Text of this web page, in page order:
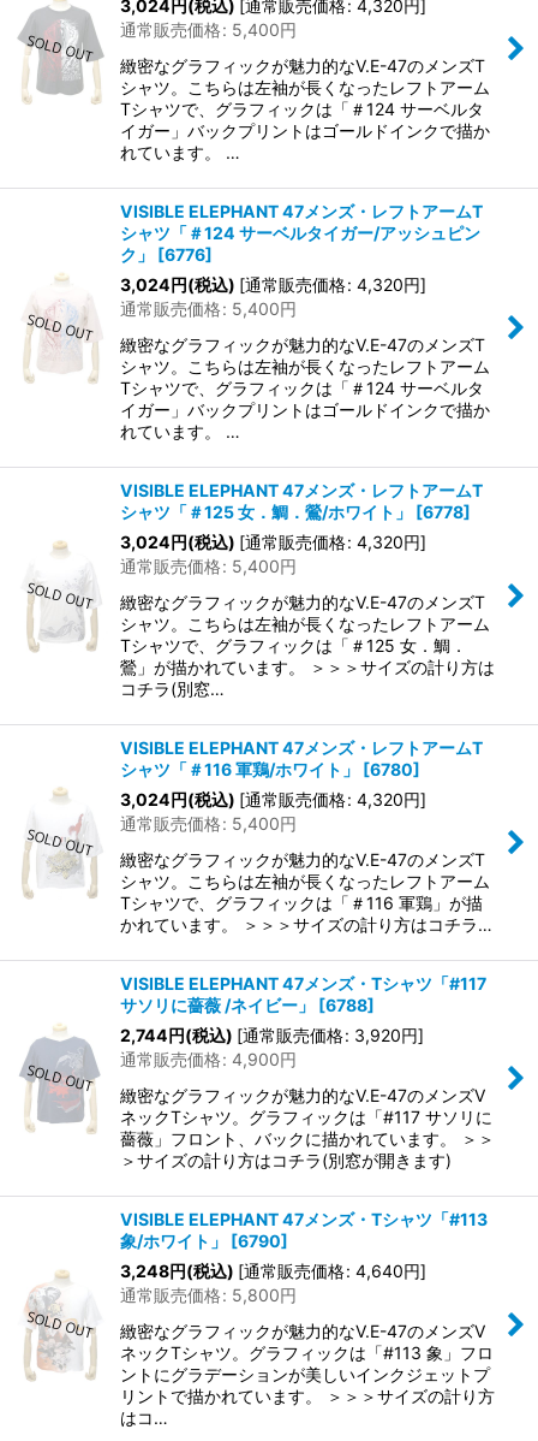
3,024 円(税込) [通常販売価格: 4,320円]
通常販売価格: 5,400円
緻密なグラフィックが魅力的なV.E-47のメンズT
シャツ。こちらは左袖が長くなったレフトアーム
Tシャツで、グラフィックは「＃124 サーベルタ
イガー」バックプリントはゴールドインクで描か
れています。 …
VISIBLE ELEPHANT 47メンズ・レフトアームT
シャツ「＃124 サーベルタイガー/アッシュピン
ク」
[6776]
3,024円(税込) [通常販売価格: 4,320円]
通常販売価格: 5,400円
緻密なグラフィックが魅力的なV.E-47のメンズT
シャツ。こちらは左袖が長くなったレフトアーム
Tシャツで、グラフィックは「＃124 サーベルタ
イガー」バックプリントはゴールドインクで描か
れています。 …
VISIBLE ELEPHANT 47メンズ・レフトアームT
シャツ「＃125 女．鯛．鶯/ホワイト」
[6778]
3,024円(税込) [通常販売価格: 4,320円]
通常販売価格: 5,400円
緻密なグラフィックが魅力的なV.E-47のメンズT
シャツ。こちらは左袖が長くなったレフトアーム
Tシャツで、グラフィックは「＃125 女．鯛．
鶯」が描かれています。 ＞＞＞サイズの計り方は
コチラ(別窓…
VISIBLE ELEPHANT 47メンズ・レフトアームT
シャツ「＃116 軍鶏/ホワイト」
[6780]
3,024円(税込) [通常販売価格: 4,320円]
通常販売価格: 5,400円
緻密なグラフィックが魅力的なV.E-47のメンズT
シャツ。こちらは左袖が長くなったレフトアーム
Tシャツで、グラフィックは「＃116 軍鶏」が描
かれています。 ＞＞＞サイズの計り方はコチラ…
VISIBLE ELEPHANT 47メンズ・Tシャツ「#117
サソリに薔薇 /ネイビー」
[6788]
2,744円(税込) [通常販売価格: 3,920円]
通常販売価格: 4,900円
緻密なグラフィックが魅力的なV.E-47のメンズV
ネックTシャツ。グラフィックは「#117 サソリに
薔薇」フロント、バックに描かれています。 ＞＞
＞サイズの計り方はコチラ(別窓が開きます)
VISIBLE ELEPHANT 47メンズ・Tシャツ「#113
象/ホワイト」
[6790]
3,248円(税込) [通常販売価格: 4,640円]
通常販売価格: 5,800円
緻密なグラフィックが魅力的なV.E-47のメンズV
ネックTシャツ。グラフィックは「#113 象」フロ
ントにグラデーションが美しいインクジェットプ
リントで描かれています。 ＞＞＞サイズの計り方
はコ…